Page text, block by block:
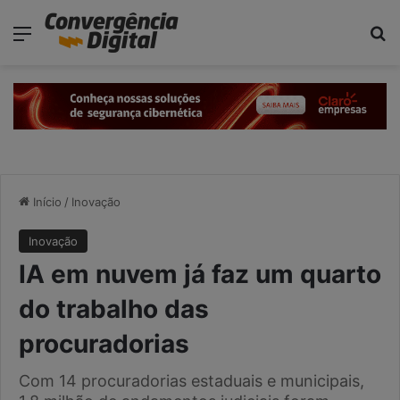
Menu
Início / Inovação
Inovação
IA em nuvem já faz um quarto
do trabalho das
procuradorias
Com 14 procuradorias estaduais e municipais,